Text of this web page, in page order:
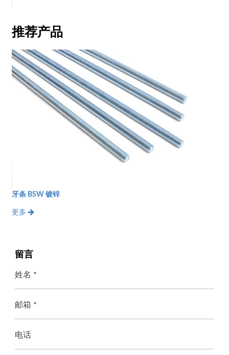
推荐产品
牙条 BSW 镀锌
更多
留言
姓名 *
邮箱 *
电话